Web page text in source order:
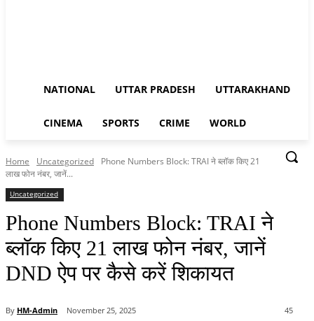
NATIONAL UTTAR PRADESH UTTARAKHAND
CINEMA SPORTS CRIME WORLD
Home Uncategorized
Phone Numbers Block: TRAI ने ब्लॉक किए 21
लाख फोन नंबर, जानें...
Uncategorized
Phone Numbers Block: TRAI ने
ब्लॉक किए 21 लाख फोन नंबर, जानें
DND ऐप पर कैसे करें शिकायत
By HM-Admin November 25, 2025 45